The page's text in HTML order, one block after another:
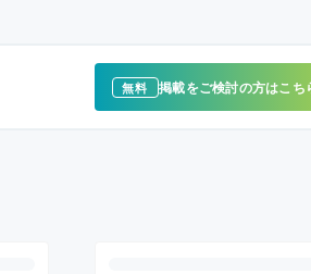
無料 掲載をご検討の方はこち